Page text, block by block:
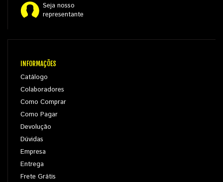
Seja nosso
representante
INFORMAÇÕES
Catálogo
Colaboradores
Como Comprar
Como Pagar
Devolução
Dúvidas
Empresa
Entrega
Frete Grátis